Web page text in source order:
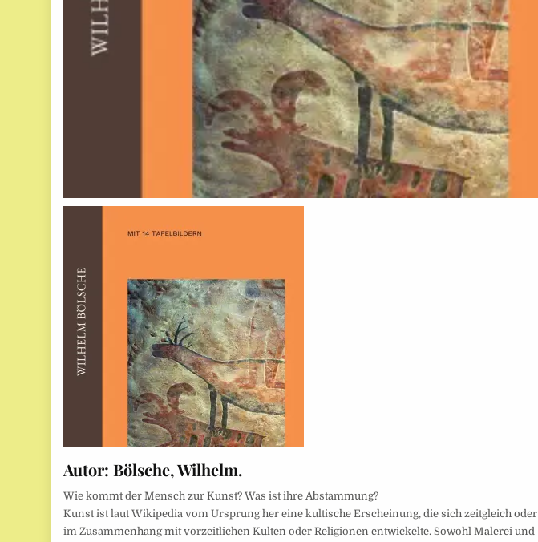
Autor: Bölsche, Wilhelm.
Wie kommt der Mensch zur Kunst? Was ist ihre Abstammung?
Kunst ist laut Wikipedia vom Ursprung her eine kultische Erscheinung, die sich zeitgleich oder
im Zusammenhang mit vorzeitlichen Kulten oder Religionen entwickelte. Sowohl Malerei und